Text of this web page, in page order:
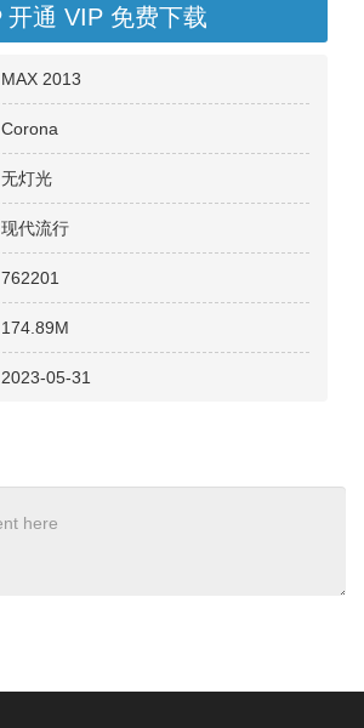
开通 VIP 免费下载
MAX 2013
Corona
无灯光
现代流行
762201
174.89M
2023-05-31